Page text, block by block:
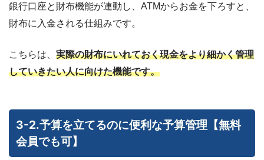
銀行口座と財布機能が連動し、ATMからお金を下ろすと、
財布に入金される仕組みです。
こちらは、 実際の財布にいれておく現金をより細かく管理
していきたい人に向けた機能です。
3-2.予算を立てるのに便利な予算管理【無料
会員でも可】